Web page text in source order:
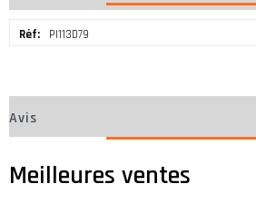
d’information
PI113D79
Avis